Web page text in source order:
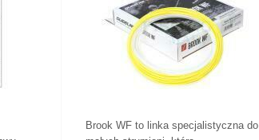
ZOBACZ PRODUKT
Brook WF to linka specjalistyczna do